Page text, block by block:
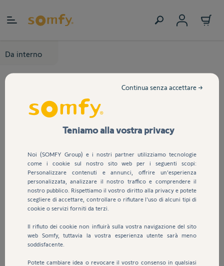
Da interno
Teniamo alla vostra privacy
Noi (SOMFY Group) e i nostri partner utilizziamo tecnologie
come i cookie sul nostro sito web per i seguenti scopi:
Personalizzare contenuti e annunci, offrire un'esperienza
personalizzata, analizzare il nostro traffico e comprendere il
nostro pubblico. Rispettiamo il vostro diritto alla privacy e potete
scegliere di accettare, controllare o rifiutare l'uso di alcuni tipi di
cookie o servizi forniti da terzi.
Il rifiuto dei cookie non influirà sulla vostra navigazione del sito
web Somfy, tuttavia la vostra esperienza utente sarà meno
soddisfacente.
Potete cambiare idea o revocare il vostro consenso in qualsiasi
Continua senza accettare →